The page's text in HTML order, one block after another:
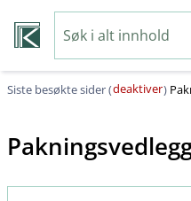
Siste besøkte sider (deaktiver)